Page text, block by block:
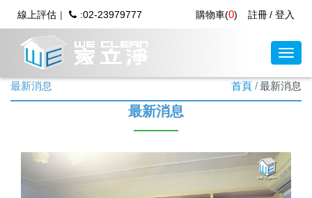
線上評估 :02-23979777 註冊 登入
購物車(0)
最新消息 首頁 最新消息
最新消息